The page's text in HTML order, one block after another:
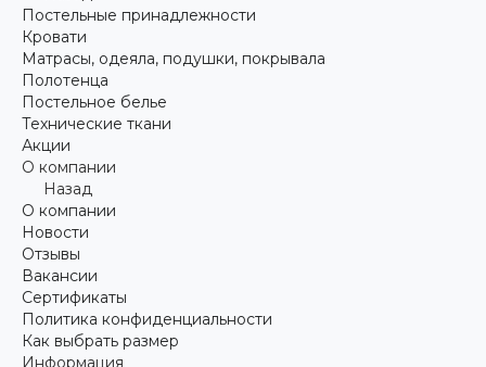
Постельные принадлежности
Кровати
Матрасы, одеяла, подушки, покрывала
Полотенца
Постельное белье
Технические ткани
Акции
О компании
Назад
О компании
Новости
Отзывы
Вакансии
Сертификаты
Политика конфиденциальности
Как выбрать размер
Информация